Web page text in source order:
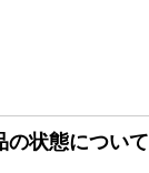
の状態について